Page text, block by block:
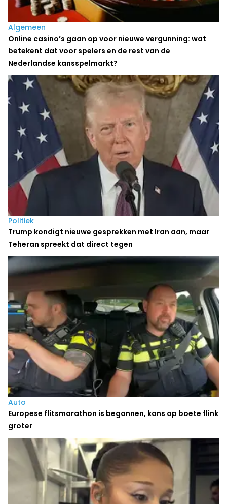
Algemeen
Online casino’s gaan op voor nieuwe vergunning: wat
betekent dat voor spelers en de rest van de
Nederlandse kansspelmarkt?
Politiek
Trump kondigt nieuwe gesprekken met Iran aan, maar
Teheran spreekt dat direct tegen
Auto
Europese flitsmarathon is begonnen, kans op boete flink
groter